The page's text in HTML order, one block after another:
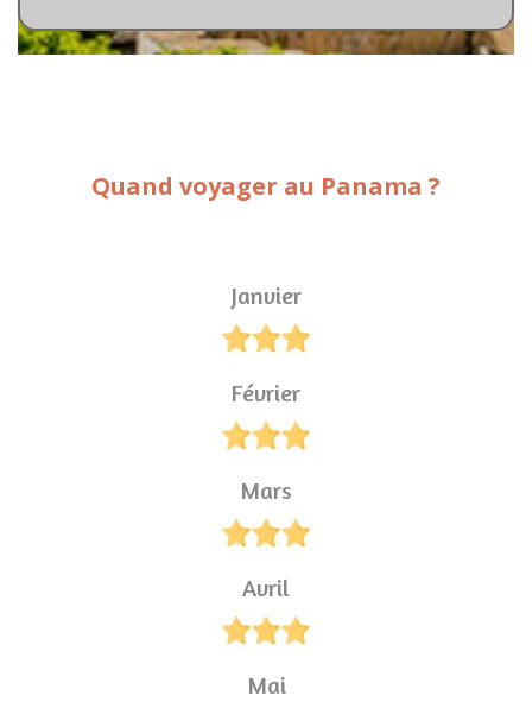
Quand voyager au Panama ?
Janvier
Février
Mars
Avril
Mai